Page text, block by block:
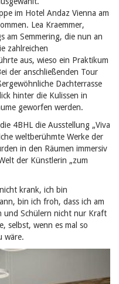
im Hotel Andaz Vienna am
Lea Kraemmer,
am Semmering, die nun an
zahlreichen
aus, wieso ein Praktikum
der anschließenden Tour
Dachterrasse
hinter die Kulissen in
geworfen werden.
4BHL die Ausstellung „Viva
weltberühmte Werke der
in den Räumen immersiv
der Künstlerin „zum
krank, ich bin
bin ich froh, dass ich am
und Schülern nicht nur Kraft
selbst, wenn es mal so
wäre.